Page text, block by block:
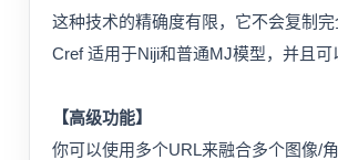
这种技术的精确度有限，它不会复制
Cref 适用于Niji和普通MJ模型，并且可
【高级功能】
你可以使用多个URL来融合多个图像/